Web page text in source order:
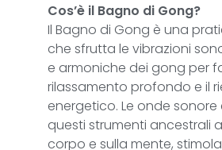
Cos’è il Bagno di Gong?
Il Bagno di Gong è una
che sfrutta le vibrazioni
e armoniche dei gong per
rilassamento profondo e il
energetico. Le onde
questi strumenti ancestrali
corpo e sulla mente,